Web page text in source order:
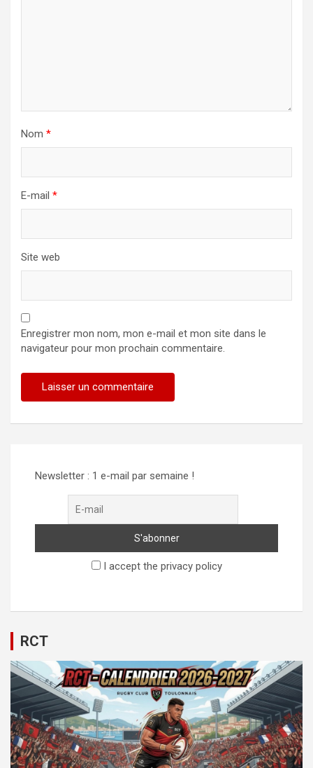
Nom *
E-mail *
Site web
Enregistrer mon nom, mon e-mail et mon site dans le
navigateur pour mon prochain commentaire.
Newsletter : 1 e-mail par semaine !
I accept the privacy policy
RCT